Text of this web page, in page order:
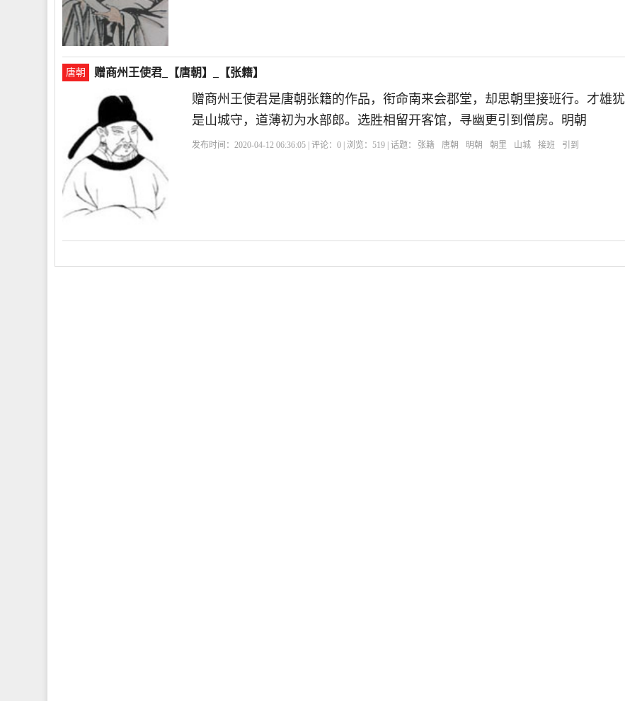
唐朝 赠商州王使君_【唐朝】_【张籍】
赠商州王使君是唐朝张籍的作品，衔命南来会郡堂，却思朝里接班行。才雄犹
是山城守，道薄初为水部郎。选胜相留开客馆，寻幽更引到僧房。明朝
发布时间：2020-04-12 06:36:05 | 评论：0 | 浏览：519 | 话题： 张籍 唐朝 明朝 朝里 山城 接班 引到